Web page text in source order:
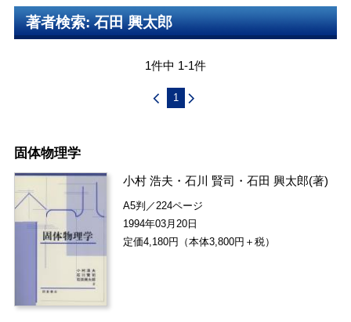
著者検索: 石田 興太郎
1件中 1-1件
1
固体物理学
小村 浩夫 ・石川 賢司 ・石田 興太郎(著)
A5判／224ページ
1994年03月20日
定価4,180円（本体3,800円＋税）